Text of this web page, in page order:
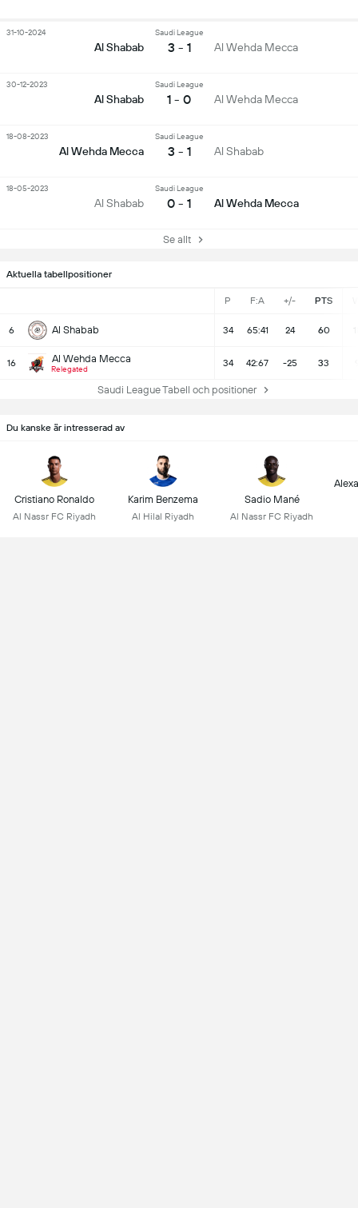
Aktuella tabellpositioner
P F:A +/- PTS
6 Al Shabab 34 65:41 24 60
16 Al Wehda Mecca
Relegated
34 42:67 -25 33
Saudi League Tabell och positioner
Al Shabab
Saudi League
3 - 1 Al Wehda Mecca
31-10-2024
Al Shabab
Saudi League
1 - 0 Al Wehda Mecca
30-12-2023
Al Wehda Mecca
Saudi League
3 - 1 Al Shabab
18-08-2023
Al Shabab
Saudi League
0 - 1 Al Wehda Mecca
18-05-2023
Se allt
Du kanske är intresserad av
Cristiano Ronaldo
Al Nassr FC Riyadh
Karim Benzema
Al Hilal Riyadh
Sadio Mané
Al Nassr FC Riyadh